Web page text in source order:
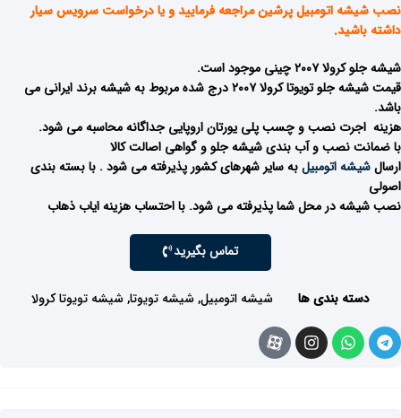
نصب شیشه اتومبیل پرشین مراجعه فرمایید و یا درخواست سرویس سیار
داشته باشید.
شیشه جلو کرولا ۲۰۰۷ چینی موجود است.
قیمت شیشه جلو تویوتا کرولا ۲۰۰۷ درج شده مربوط به شیشه برند ایرانی می
باشد.
هزینه اجرت نصب و چسب پلی یورتان اروپایی جداگانه محاسبه می شود.
با ضمانت نصب و آب بندی شیشه جلو و گواهی اصالت کالا
ارسالشیشه اتومبیلبه سایر شهرهای کشور پذیرفته می شود . با بسته بندی
اصولی
نصب شیشه در محل شما پذیرفته می شود. با احتساب هزینه ایاب ذهاب
تماس بگیرید
دسته بندی ها شیشه اتومبیل,شیشه تویوتا,شیشه تویوتا کرولا